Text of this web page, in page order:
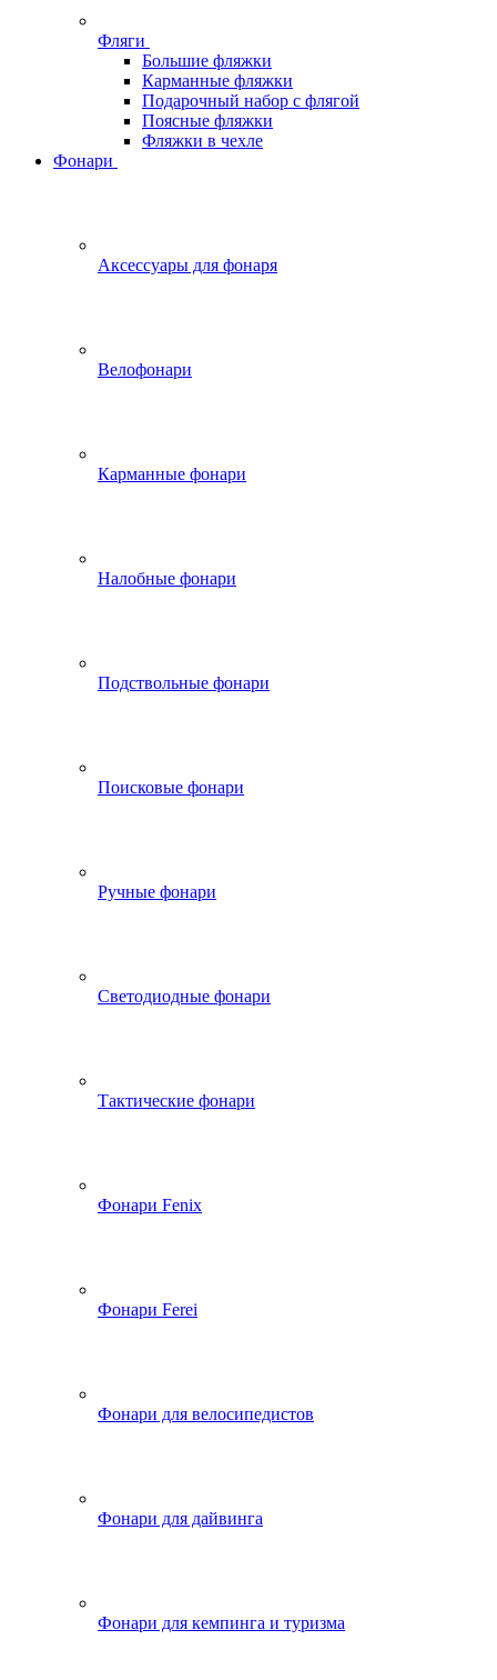
Фляги
Большие фляжки
Карманные фляжки
Подарочный набор с флягой
Поясные фляжки
Фляжки в чехле
Фонари
Аксессуары для фонаря
Велофонари
Карманные фонари
Налобные фонари
Подствольные фонари
Поисковые фонари
Ручные фонари
Светодиодные фонари
Тактические фонари
Фонари Fenix
Фонари Ferei
Фонари для велосипедистов
Фонари для дайвинга
Фонари для кемпинга и туризма